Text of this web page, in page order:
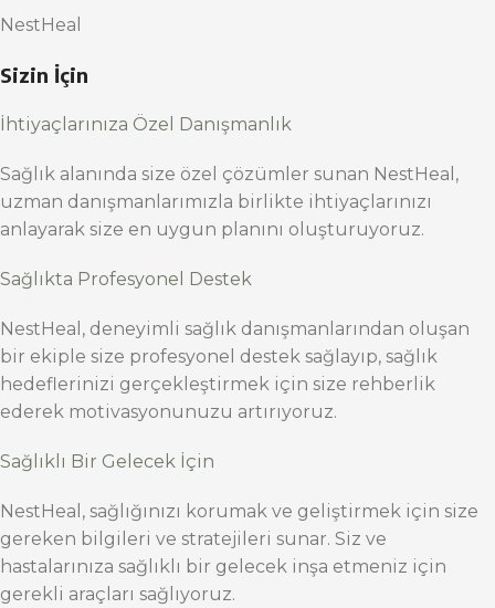
NestHeal
Sizin İçin
İhtiyaçlarınıza Özel Danışmanlık
Sağlık alanında size özel çözümler sunan NestHeal,
uzman danışmanlarımızla birlikte ihtiyaçlarınızı
anlayarak size en uygun planını oluşturuyoruz.
Sağlıkta Profesyonel Destek
NestHeal, deneyimli sağlık danışmanlarından oluşan
bir ekiple size profesyonel destek sağlayıp, sağlık
hedeflerinizi gerçekleştirmek için size rehberlik
ederek motivasyonunuzu artırıyoruz.
Sağlıklı Bir Gelecek İçin
NestHeal, sağlığınızı korumak ve geliştirmek için size
gereken bilgileri ve stratejileri sunar. Siz ve
hastalarınıza sağlıklı bir gelecek inşa etmeniz için
gerekli araçları sağlıyoruz.